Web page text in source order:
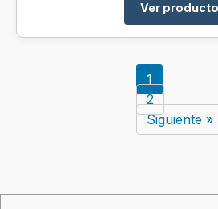
Ver producto
1
2
Siguiente »